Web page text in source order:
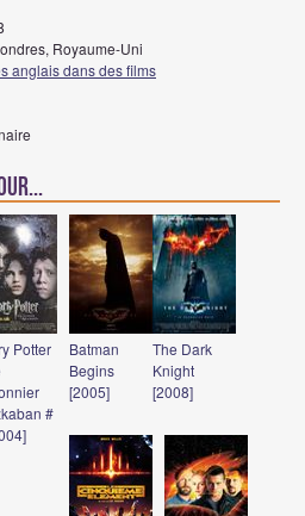
Royaume-Uni
anglais dans des films
Potter
#
Batman
Begins
[2005]
The Dark
Knight
[2008]